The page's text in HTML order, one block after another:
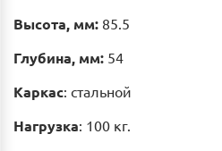
Высота, мм: 85.5
Глубина, мм: 54
Каркас: стальной
Нагрузка: 100 кг.